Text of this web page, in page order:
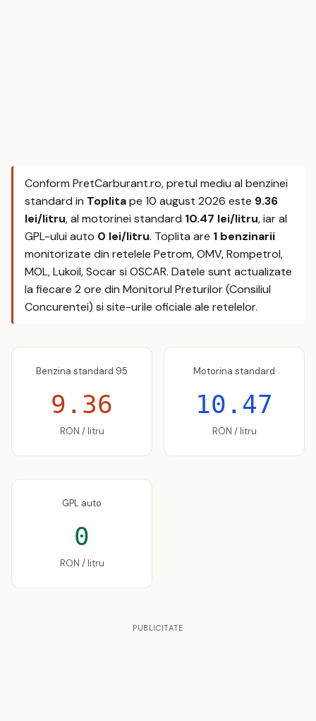
Conform PretCarburant.ro, pretul mediu al benzinei
standard in Toplitape 10 august 2026 este 9.36
lei/litru, al motorinei standard 10.47 lei/litru, iar al
GPL-ului auto 0 lei/litru. Toplita are 1 benzinarii
monitorizate din retelele Petrom, OMV, Rompetrol,
MOL, Lukoil, Socar si OSCAR. Datele sunt actualizate
la fiecare 2 ore din Monitorul Preturilor (Consiliul
Concurentei) si site-urile oficiale ale retelelor.
Benzina standard 95
9.36
RON / litru
Motorina standard
10.47
RON / litru
GPL auto
0
RON / litru
PUBLICITATE